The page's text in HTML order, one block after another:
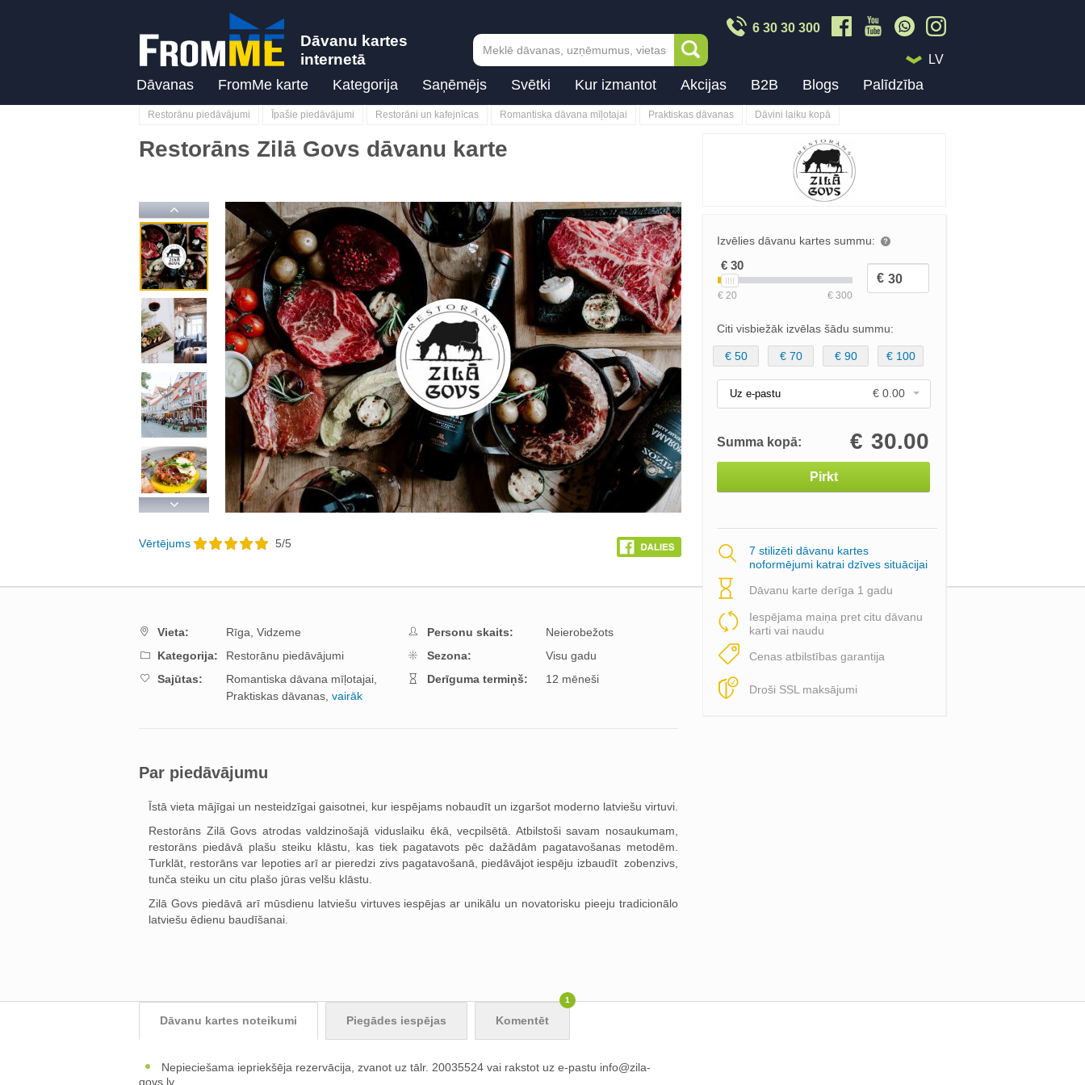
Dāvanu kartes
internetā
6 30 30 300
LV
Dāvanas FromMe karte Kategorija Saņēmējs Svētki Kur izmantot Akcijas B2B Blogs Palīdzība
Restorānu piedāvājumi Īpašie piedāvājumi Restorāni un kafejnīcas Romantiska dāvana mīļotajai Praktiskas dāvanas Dāvini laiku kopā
Restorāns Zilā Govs dāvanu karte
Previous
Next
Previous Next
Vērtējums 5/5
Izvēlies dāvanu kartes summu:
Citi visbiežāk izvēlas šādu summu:
€ 50 € 70 € 90 € 100
Uz e-pastu € 0.00
Summa kopā: 30.00
€
Pirkt
7 stilizēti dāvanu kartes
noformējumi katrai dzīves situācijai
Dāvanu karte derīga 1 gadu
Iespējama maiņa pret citu dāvanu
karti vai naudu
Cenas atbilstības garantija
Droši SSL maksājumi
Vieta: Rīga, Vidzeme
Kategorija:
Restorānu piedāvājumi
Sajūtas:
Romantiska dāvana mīļotajai,
Praktiskas dāvanas, vairāk
Personu skaits:
Neierobežots
Sezona:
Visu gadu
Derīguma termiņš:
12 mēneši
Par piedāvājumu
Īstā vieta mājīgai un nesteidzīgai gaisotnei, kur iespējams nobaudīt un izgaršot moderno latviešu virtuvi.
Restorāns Zilā Govs atrodas valdzinošajā viduslaiku ēkā, vecpilsētā. Atbilstoši savam nosaukumam,
restorāns piedāvā plašu steiku klāstu, kas tiek pagatavots pēc dažādām pagatavošanas metodēm.
Turklāt, restorāns var lepoties arī ar pieredzi zivs pagatavošanā, piedāvājot iespēju izbaudīt zobenzivs,
tunča steiku un citu plašo jūras velšu klāstu.
Zilā Govs piedāvā arī mūsdienu latviešu virtuves iespējas ar unikālu un novatorisku pieeju tradicionālo
latviešu ēdienu baudīšanai.
Dāvanu kartes noteikumi Piegādes iespējas Komentēt
1
Nepieciešama iepriekšēja rezervācija, zvanot uz tālr. 20035524 vai rakstot uz e-pastu info@zila-
govs.lv.